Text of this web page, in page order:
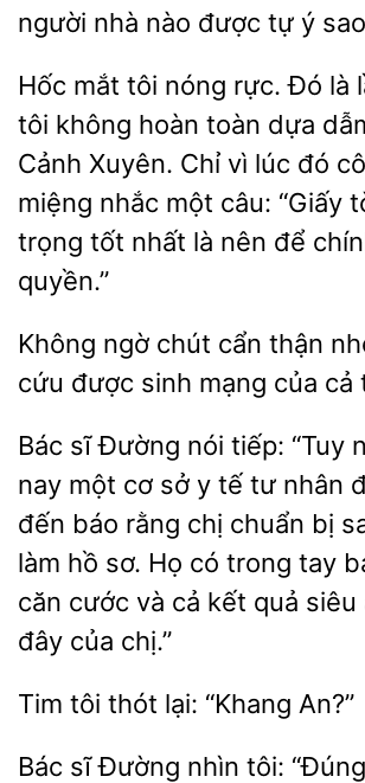
người nhà nào được tự ý
Hốc mắt tôi nóng rực. Đó là
tôi không hoàn toàn dựa
Cảnh Xuyên. Chỉ vì lúc đó
miệng nhắc một câu: “Giấy
trọng tốt
là nên để
quyền.”
Không ngờ chút cẩn thận
cứu được sinh
cả
Bác
Đường nói tiếp: “Tuy
nay một cơ sở y tế tư nhân
đến báo rằng chị chuẩn bị
làm hồ sơ. Họ có trong tay
căn cước và cả
siêu
đây của chị.”
Tim tôi An?”
Bác nhìn tôi: